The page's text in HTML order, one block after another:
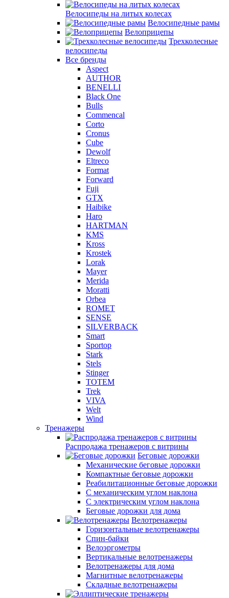
Велосипеды на литых колесах
Велосипедные рамы
Велоприцепы
Трехколесные
велосипеды
Все бренды
Aspect
AUTHOR
BENELLI
Black One
Bulls
Commencal
Corto
Cronus
Cube
Dewolf
Eltreco
Format
Forward
Fuji
GTX
Haibike
Haro
HARTMAN
KMS
Kross
Krostek
Lorak
Mayer
Merida
Moratti
Orbea
ROMET
SENSE
SILVERBACK
Smart
Sportop
Stark
Stels
Stinger
TOTEM
Trek
VIVA
Welt
Wind
Тренажеры
Распродажа тренажеров с витрины
Беговые дорожки
Механические беговые дорожки
Компактные беговые дорожки
Реабилитационные беговые дорожки
С механическим углом наклона
С электрическим углом наклона
Беговые дорожки для дома
Велотренажеры
Горизонтальные велотренажеры
Спин-байки
Велоэргометры
Вертикальные велотренажеры
Велотренажеры для дома
Магнитные велотренажеры
Складные велотренажеры